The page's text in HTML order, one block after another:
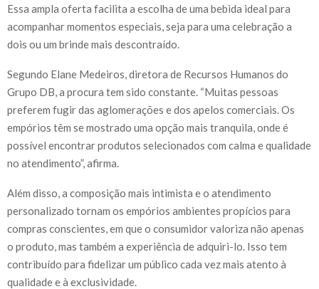
Essa ampla oferta facilita a escolha de uma bebida ideal para
acompanhar momentos especiais, seja para uma celebração a
dois ou um brinde mais descontraído.
Segundo Elane Medeiros, diretora de Recursos Humanos do
Grupo DB, a procura tem sido constante. “Muitas pessoas
preferem fugir das aglomerações e dos apelos comerciais. Os
empórios têm se mostrado uma opção mais tranquila, onde é
possível encontrar produtos selecionados com calma e qualidade
no atendimento”, afirma.
Além disso, a composição mais intimista e o atendimento
personalizado tornam os empórios ambientes propícios para
compras conscientes, em que o consumidor valoriza não apenas
o produto, mas também a experiência de adquiri-lo. Isso tem
contribuído para fidelizar um público cada vez mais atento à
qualidade e à exclusividade.